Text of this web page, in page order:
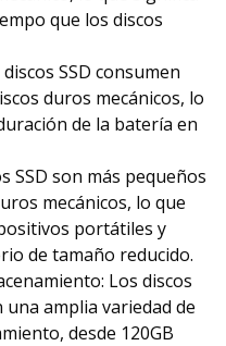
que los discos
SSD consumen
duros mecánicos, lo
de la batería en
SSD son más pequeños
mecánicos, lo que
portátiles y
de tamaño reducido.
Los discos
amplia variedad de
desde 120GB